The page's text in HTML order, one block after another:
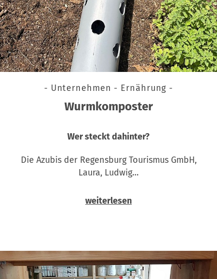
- Unternehmen - Ernährung -
Wurmkomposter
Wer steckt dahinter?
Die Azubis der Regensburg Tourismus GmbH,
Laura, Ludwig…
weiterlesen